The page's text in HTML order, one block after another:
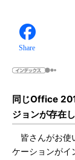
Share
同じOffice
ジョンが存在
皆さんがお使
ケーションがイ